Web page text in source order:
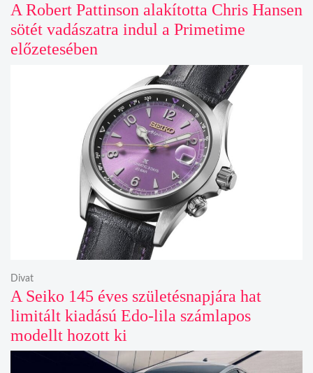
A Robert Pattinson alakította Chris Hansen
sötét vadászatra indul a Primetime
előzetesében
A Seiko 145 éves születésnapjára hat
limitált kiadású Edo-lila számlapos
modellt hozott ki
Divat